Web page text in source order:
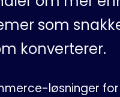
som
konverterer.
løsninger